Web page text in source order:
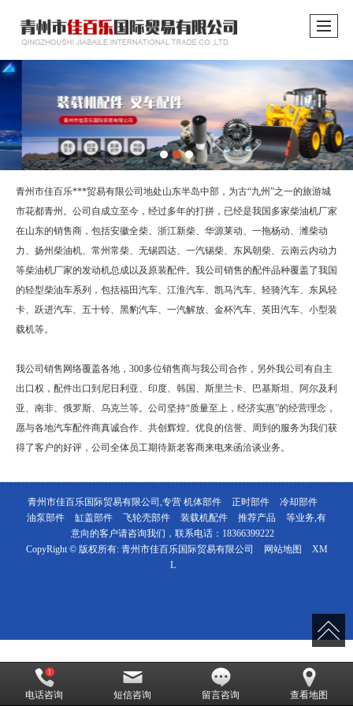
青州市佳百乐***贸易有限公司地处山东半岛中部，为古“九州”之一的旅游城
市花都青州。公司自成立至今，经过多年的打拼，已经是我国多家柴油机厂家
在山东的销售商，包括安徽全柴、浙江新柴、华源莱动、一拖杨动、潍柴动
力、扬州柴油机、常州常柴、无锡四达、一汽锡柴、东风朝柴、云南云内动力
等柴油机厂家的发动机总成以及原装配件。我公司销售的配件品种覆盖了我国
的轻型柴油车系列，包括福田汽车、江淮汽车、凯马汽车、轻骑汽车、东风轻
卡、跃进汽车、五十铃、黑豹汽车、一汽解放、金杯汽车、英田汽车、小型装
载机等。
我公司销售网络覆盖各地，300多位销售商与我公司合作，另外我公司有自主
出口权，配件出口到尼日利亚、印度、韩国、斯里兰卡、巴基斯坦、阿尔及利
亚、南非、俄罗斯、乌克兰等。公司坚持“质量至上，经济实惠”的经营理念，
愿与各地汽车配件商真诚合作、共创辉煌。优良的信誉、周到的服务为我们获
得了客户的好评，公司全体员工期待新老客商来电来函洽谈业务。
青州市佳百乐国际贸易有限公司,专营 机体部件 正时部件
冷却部件
油泵部件
缸盖部件 飞轮壳部件 装载机配件 推荐产品
等业务,有
意向的客户请咨询我们，联系电话： 18366399222
CopyRight © 版权所有: 青州市佳百乐国际贸易有限公司 网站地图
XM
L
电话咨询 短信咨询 留言咨询 查看地图